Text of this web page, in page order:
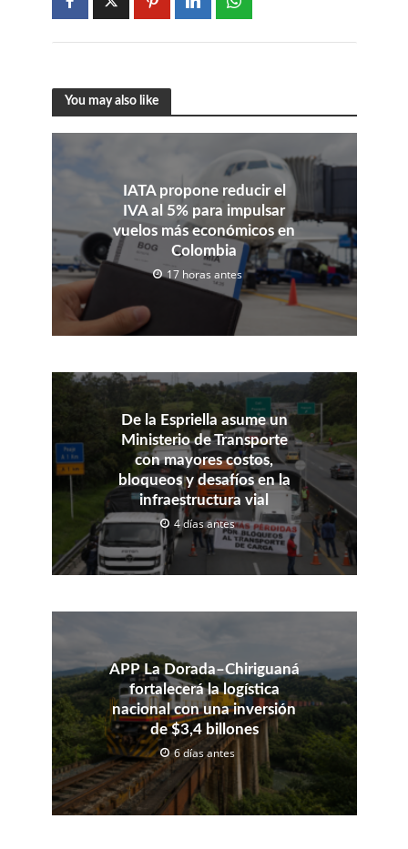
You may also like
IATA propone reducir el
IVA al 5% para impulsar
vuelos más económicos en
Colombia
17 horas antes
De la Espriella asume un
Ministerio de Transporte
con mayores costos,
bloqueos y desafíos en la
infraestructura vial
4 días antes
APP La Dorada–Chiriguaná
fortalecerá la logística
nacional con una inversión
de $3,4 billones
6 días antes